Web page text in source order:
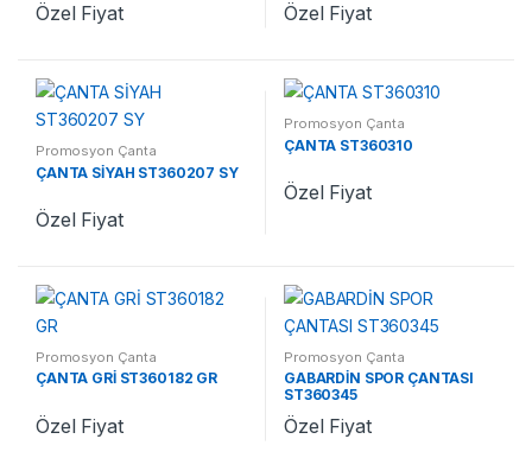
Özel Fiyat Özel Fiyat
Promosyon Çanta
ÇANTA SİYAH ST360207 SY
Özel Fiyat
Promosyon Çanta
ÇANTA ST360310
Özel Fiyat
Promosyon Çanta
ÇANTA GRİ ST360182 GR
Özel Fiyat
Promosyon Çanta
GABARDİN SPOR ÇANTASI
ST360345
Özel Fiyat